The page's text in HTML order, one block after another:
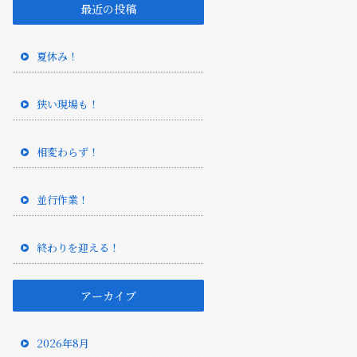
最近の投稿
夏休み！
狭い現場も！
相変わらず！
並行作業！
終わりを迎える！
アーカイブ
2026年8月